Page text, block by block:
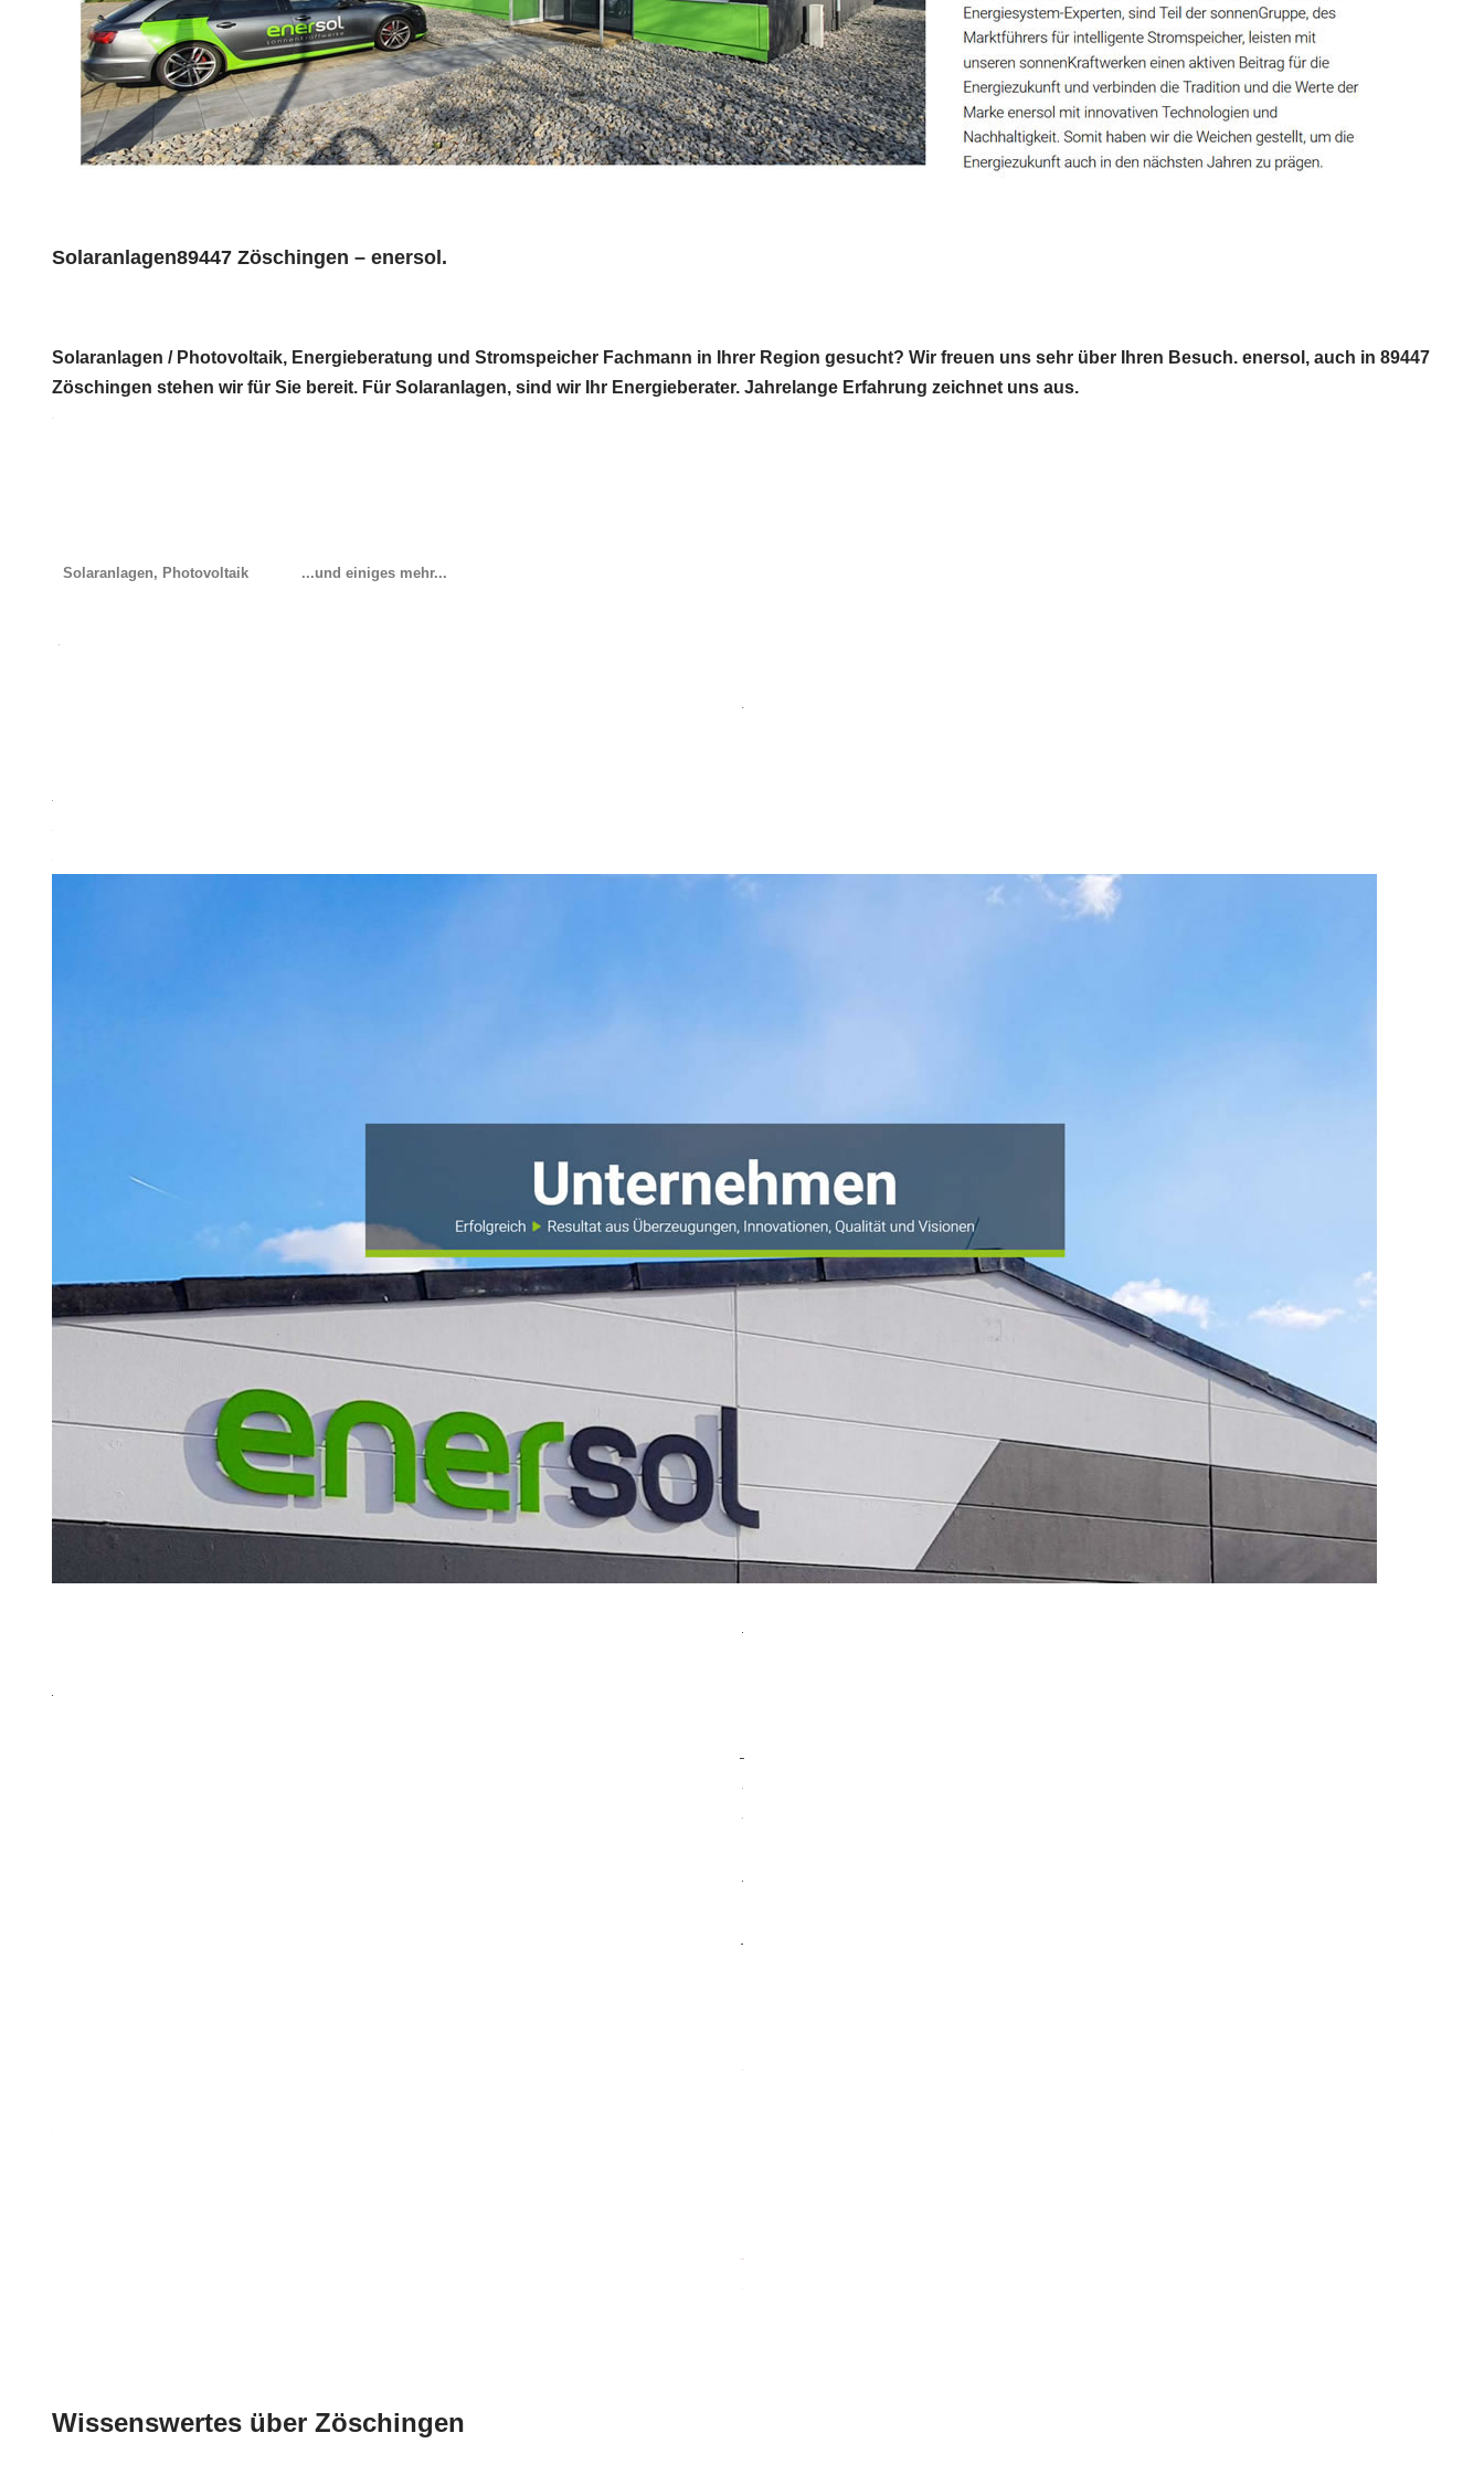
Solaranlagen89447 Zöschingen – enersol.
Solaranlagen / Photovoltaik, Energieberatung und Stromspeicher Fachmann in Ihrer Region gesucht? Wir freuen uns sehr über Ihren Besuch. enersol, auch in 89447
Zöschingen stehen wir für Sie bereit. Für Solaranlagen, sind wir Ihr Energieberater. Jahrelange Erfahrung zeichnet uns aus.
Solaranlagen, Photovoltaik ...und einiges mehr...
Wissenswertes über Zöschingen